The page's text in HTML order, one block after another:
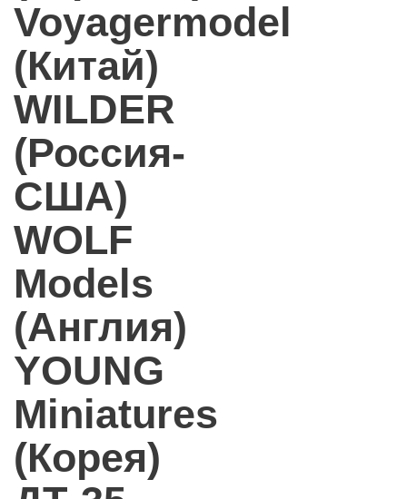
Voyagermodel
(Китай)
WILDER
(Россия-
США)
WOLF
Models
(Англия)
YOUNG
Miniatures
(Корея)